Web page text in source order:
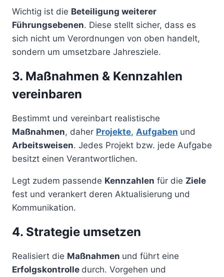
Wichtig ist die Beteiligung weiterer
Führungsebenen. Diese stellt sicher, dass es
sich nicht um Verordnungen von oben handelt,
sondern um umsetzbare Jahresziele.
3. Maßnahmen & Kennzahlen
vereinbaren
Bestimmt und vereinbart realistische
Maßnahmen, daher Projekte, Aufgaben und
Arbeitsweisen. Jedes Projekt bzw. jede Aufgabe
besitzt einen Verantwortlichen.
Legt zudem passende Kennzahlen für die Ziele
fest und verankert deren Aktualisierung und
Kommunikation.
4. Strategie umsetzen
Realisiert die Maßnahmen und führt eine
Erfolgskontrolle durch. Vorgehen und